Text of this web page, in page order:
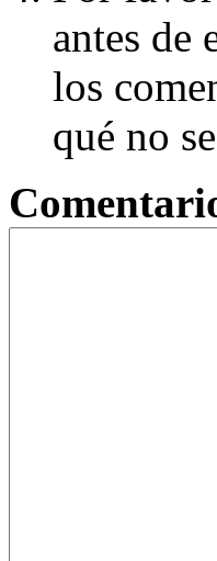
antes de
los
qué no